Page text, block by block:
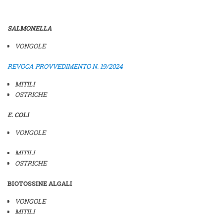
SALMONELLA
VONGOLE
REVOCA PROVVEDIMENTO N. 19/2024
MITILI
OSTRICHE
E. COLI
VONGOLE
MITILI
OSTRICHE
BIOTOSSINE ALGALI
VONGOLE
MITILI